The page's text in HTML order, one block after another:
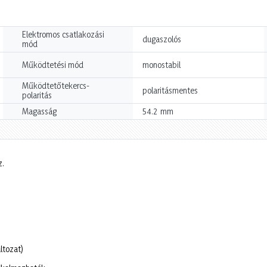
Elektromos csatlakozási
mód
dugaszolós
Működtetési mód monostabil
Működtetőtekercs-
polaritás
polaritásmentes
Magasság 54.2 mm